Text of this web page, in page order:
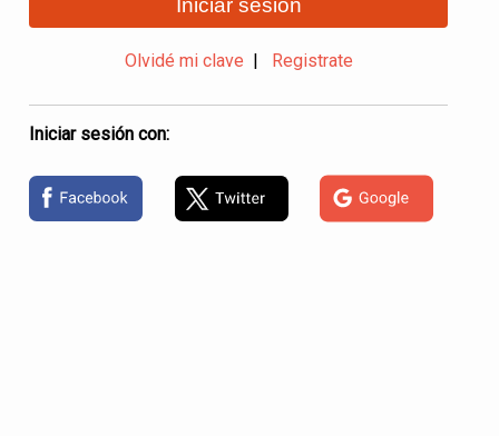
Iniciar sesión
Olvidé mi clave Registrate
Iniciar sesión con: